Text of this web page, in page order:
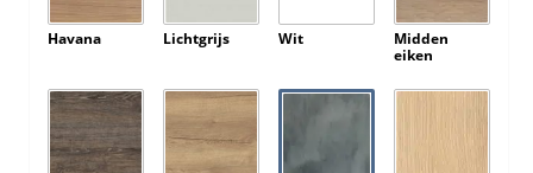
Havana Lichtgrijs Wit
Midden
eiken